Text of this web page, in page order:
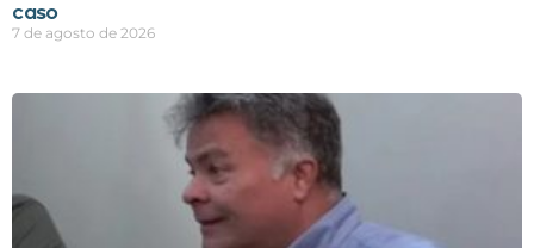
caso
7 de agosto de 2026